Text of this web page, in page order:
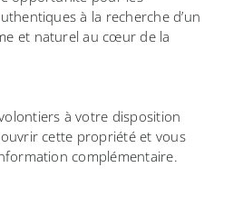
à la recherche d’un
et naturel au cœur de la
à votre disposition
cette propriété et vous
complémentaire.